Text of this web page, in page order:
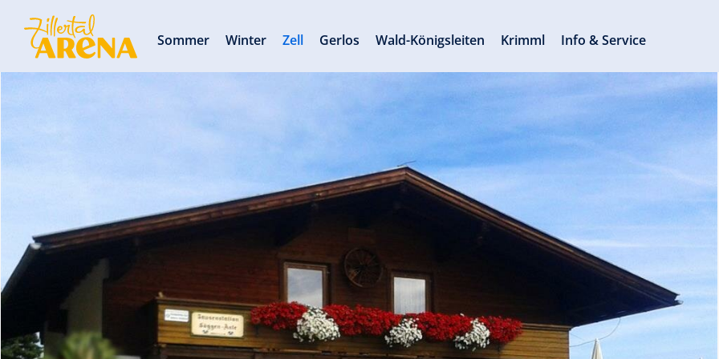
Sommer Winter Zell Gerlos Wald-Königsleiten Krimml Info & Service